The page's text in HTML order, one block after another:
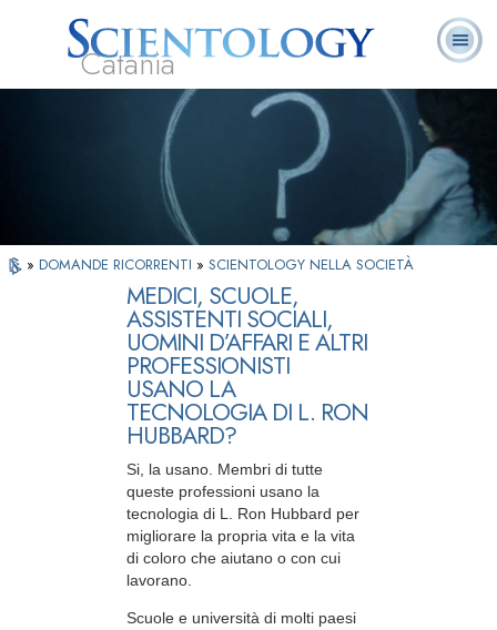
Catania
Che cos’è
Scientology?
Ministri
Volontari
Domande
ricorrenti
» DOMANDE RICORRENTI » SCIENTOLOGY NELLA SOCIETÀ
MEDICI, SCUOLE,
ASSISTENTI SOCIALI,
UOMINI D’AFFARI E ALTRI
PROFESSIONISTI
USANO LA
TECNOLOGIA DI L. RON
HUBBARD?
Si, la usano. Membri di tutte
queste professioni usano la
tecnologia di L. Ron Hubbard per
migliorare la propria vita e la vita
di coloro che aiutano o con cui
lavorano.
Scuole e università di molti paesi